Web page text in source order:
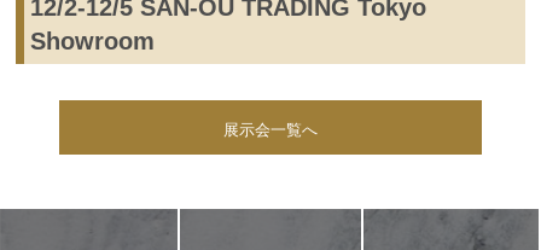
12/2-12/5 SAN-OU TRADING Tokyo
Showroom
展示会一覧へ